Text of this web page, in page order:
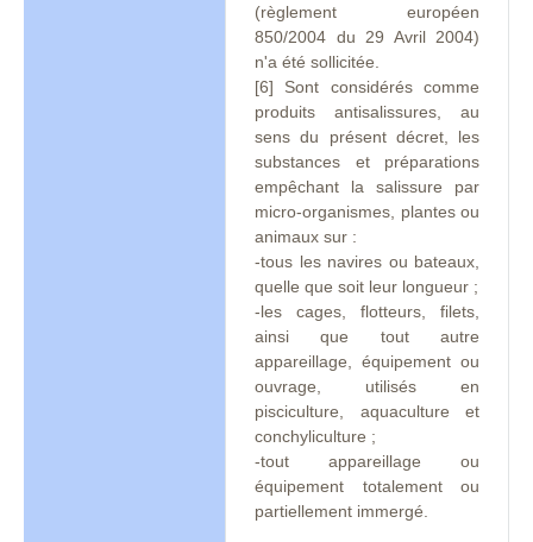
(règlement européen
850/2004 du 29 Avril 2004)
n'a été sollicitée.
[6] Sont considérés comme
produits antisalissures, au
sens du présent décret, les
substances et préparations
empêchant la salissure par
micro-organismes, plantes ou
animaux sur :
-tous les navires ou bateaux,
quelle que soit leur longueur ;
-les cages, flotteurs, filets,
ainsi que tout autre
appareillage, équipement ou
ouvrage, utilisés en
pisciculture, aquaculture et
conchyliculture ;
-tout appareillage ou
équipement totalement ou
partiellement immergé.